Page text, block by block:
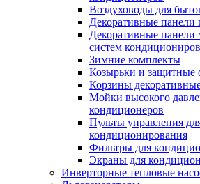
Воздуховоды для
Декоративные панели
Декоративные панели
систем
Зимние комплекты
Козырьки и защитные
Корзины
Мойки высокого
кондиционеров
Пульты управления
кондиционирования
Фильтры для
Экраны для
Инверторные тепловые